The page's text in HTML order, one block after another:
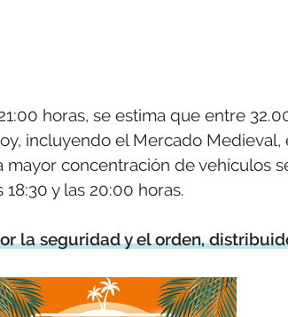
horas, se estima que entre
incluyendo el Mercado Medieval,
mayor concentración de vehículos
y las 20:00 horas.
la seguridad y el orden,